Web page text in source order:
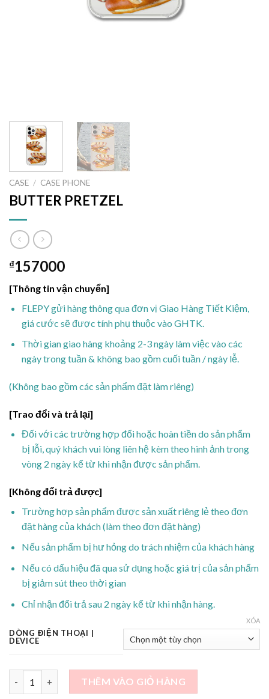
CASE / CASE PHONE
BUTTER PRETZEL
₫157000
[Thông tin vận chuyển]
FLEPY gửi hàng thông qua đơn vị Giao Hàng Tiết Kiệm,
giá cước sẽ được tính phụ thuộc vào GHTK.
Thời gian giao hàng khoảng 2-3 ngày làm việc vào các
ngày trong tuần & không bao gồm cuối tuần / ngày lễ.
(Không bao gồm các sản phẩm đặt làm riêng)
[Trao đổi và trả lại]
Đối với các trường hợp đổi hoặc hoàn tiền do sản phẩm
bị lỗi, quý khách vui lòng liên hệ kèm theo hình ảnh trong
vòng 2 ngày kể từ khi nhận được sản phẩm.
[Không đổi trả được]
Trường hợp sản phẩm được sản xuất riêng lẻ theo đơn
đặt hàng của khách (làm theo đơn đặt hàng)
Nếu sản phẩm bị hư hỏng do trách nhiệm của khách hàng
Nếu có dấu hiệu đã qua sử dụng hoặc giá trị của sản phẩm
bị giảm sút theo thời gian
Chỉ nhận đổi trả sau 2 ngày kể từ khi nhận hàng.
DÒNG ĐIỆN THOẠI |
DEVICE
XÓA
BUTTER PRETZEL số lượngTHÊM VÀO GIỎ HÀNG